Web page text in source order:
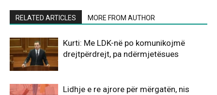
RELATED ARTICLES MORE FROM AUTHOR
Kurti: Me LDK-në po komunikojmë
drejtpërdrejt, pa ndërmjetësues
Lidhje e re ajrore për mërgatën, nis